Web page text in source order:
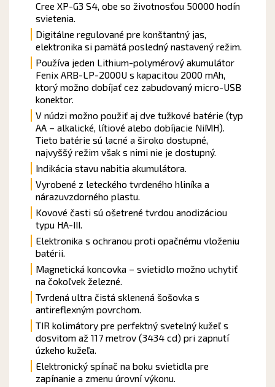
Cree XP-G3 S4, obe so životnosťou 50000 hodín
svietenia.
Digitálne regulované pre konštantný jas,
elektronika si pamätá posledný nastavený režim.
Používa jeden Lithium-polymérový akumulátor
Fenix ​​ARB-LP-2000U s kapacitou 2000 mAh,
ktorý možno dobíjať cez zabudovaný micro-USB
konektor.
V núdzi možno použiť aj dve tužkové batérie (typ
AA – alkalické, lítiové alebo dobíjacie NiMH).
Tieto batérie sú lacné a široko dostupné,
najvyššý režim však s nimi nie je dostupný.
Indikácia stavu nabitia akumulátora.
Vyrobené z leteckého tvrdeného hliníka a
nárazuvzdorného plastu.
Kovové časti sú ošetrené tvrdou anodizáciou
typu HA-III.
Elektronika s ochranou proti opačnému vloženiu
batérii.
Magnetická koncovka – svietidlo možno uchytiť
na čokoľvek železné.
Tvrdená ultra čistá sklenená šošovka s
antireflexným povrchom.
TIR kolimátory pre perfektný svetelný kužeľ s
dosvitom až 117 metrov (3434 cd) pri zapnutí
úzkeho kužeľa.
Elektronický spínač na boku svietidla pre
zapínanie a zmenu úrovní výkonu.